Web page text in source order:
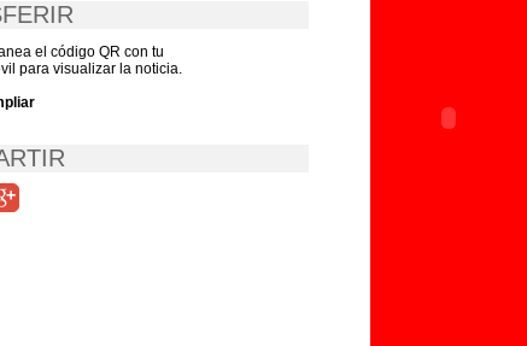
el código QR con tu
para visualizar la noticia.